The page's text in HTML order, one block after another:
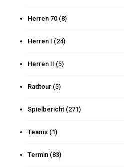
Herren 70 (8)
Herren I (24)
Herren II (5)
Radtour (5)
Spielbericht (271)
Teams (1)
Termin (83)